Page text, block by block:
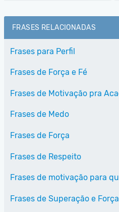
FRASES RELACIONADAS
Frases para Perfil
Frases de Força e Fé
Frases de Motivação pra
Frases de Medo
Frases de Força
Frases de Respeito
Frases de motivação para
Frases de Superação e Força